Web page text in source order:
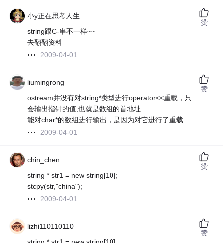
小y正在思考人生
string跟C-串不一样~~
去翻翻资料
2009-04-01
赞
liumingrong
ostream并没有对string*类型进行operator<<重载，只
会输出指针的值,也就是数组的首地址
能对char*的数组进行输出，是因为对它进行了重载
2009-04-01
赞
chin_chen
string * str1 = new string[10];
stcpy(str,"china");
2009-04-01
赞
lizhi110110110
赞